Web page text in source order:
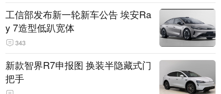
工信部发布新一轮新车公告 埃安Ra
y 7造型低趴宽体
343
新款智界R7申报图 换装半隐藏式门
把手